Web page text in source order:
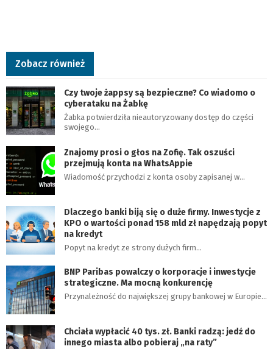
Zobacz również
Czy twoje żappsy są bezpieczne? Co wiadomo o
cyberataku na Żabkę
Żabka potwierdziła nieautoryzowany dostęp do części
swojego…
Znajomy prosi o głos na Zofię. Tak oszuści
przejmują konta na WhatsAppie
Wiadomość przychodzi z konta osoby zapisanej w…
Dlaczego banki biją się o duże firmy. Inwestycje z
KPO o wartości ponad 158 mld zł napędzają popyt
na kredyt
Popyt na kredyt ze strony dużych firm…
BNP Paribas powalczy o korporacje i inwestycje
strategiczne. Ma mocną konkurencję
Przynależność do największej grupy bankowej w Europie…
Chciała wypłacić 40 tys. zł. Banki radzą: jedź do
innego miasta albo pobieraj „na raty”